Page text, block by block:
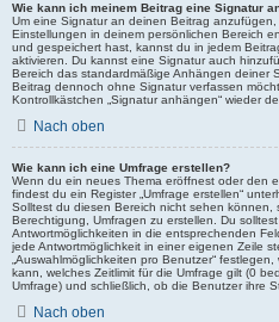
Wie kann ich meinem Beitrag eine Signatur
Um eine Signatur an deinen Beitrag
Einstellungen in deinem persönlichen Bereich
und gespeichert hast, kannst du in jedem
aktivieren. Du kannst eine Signatur auch
Bereich das standardmäßige Anhängen deiner
Beitrag dennoch ohne Signatur verfassen
Kontrollkästchen „Signatur anhängen“ wieder
Nach oben
Wie kann ich eine Umfrage erstellen?
Wenn du ein neues Thema eröffnest oder den
findest du ein Register „Umfrage erstellen“
Solltest du diesen Bereich nicht sehen können,
Berechtigung, Umfragen zu erstellen. Du
Antwortmöglichkeiten in die entsprechenden
jede Antwortmöglichkeit in einer eigenen Zeile
„Auswahlmöglichkeiten pro Benutzer“
kann, welches Zeitlimit für die Umfrage gilt (0
Umfrage) und schließlich, ob die Benutzer ihre
Nach oben